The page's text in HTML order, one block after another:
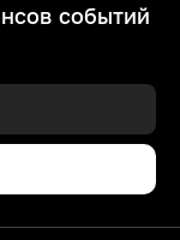
событий